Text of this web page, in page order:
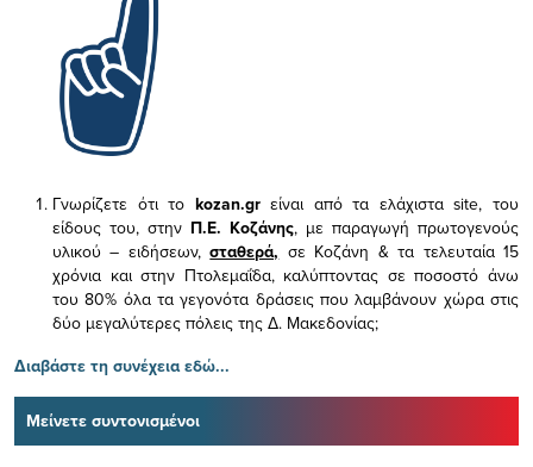
Γνωρίζετε ότι το kozan.gr είναι από τα ελάχισταsite, του
είδους του, στην Π.Ε. Κοζάνης, με παραγωγή πρωτογενούς
υλικού – ειδήσεων,σταθερά, σε Κοζάνη & τα τελευταία 15
χρόνια και στην Πτολεμαΐδα, καλύπτοντας σε ποσοστό άνω
του 80% όλα τα γεγονότα δράσεις που λαμβάνουν χώρα στις
δύο μεγαλύτερες πόλεις της Δ. Μακεδονίας;
Διαβάστε τη συνέχεια εδώ...
Μείνετε συντονισμένοι